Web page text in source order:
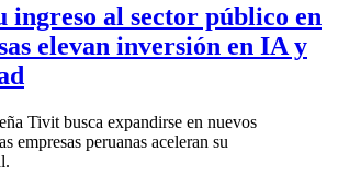
ingreso al sector público en
elevan inversión en IA y
Tivit busca expandirse en nuevos
empresas peruanas aceleran su